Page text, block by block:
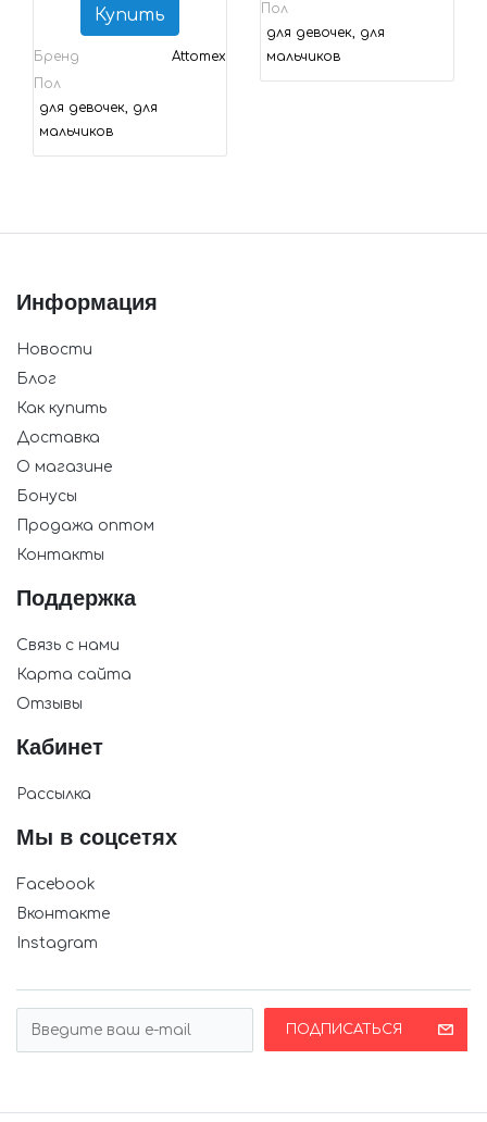
Купить
Бренд
Attomex
Пол
для девочек, для
мальчиков
Пол
для девочек, для
мальчиков
Информация
Новости
Блог
Как купить
Доставка
О магазине
Бонусы
Продажа оптом
Контакты
Поддержка
Связь с нами
Карта сайта
Отзывы
Кабинет
Рассылка
Мы в соцсетях
Facebook
Вконтакте
Instagram
ПОДПИСАТЬСЯ